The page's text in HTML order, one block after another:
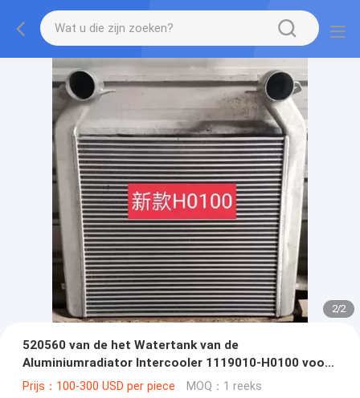
2/2
520560 van de het Watertank van de
Aluminiumradiator Intercooler 1119010-H0100 voor
het Vlaggeschip van Dongfeng Tianlong
Prijs：100-300 USD per piece MOQ：1 reeks